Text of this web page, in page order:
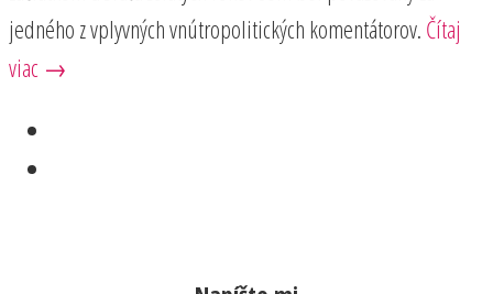
jedného z vplyvných vnútropolitických komentátorov. Čítaj
viac →